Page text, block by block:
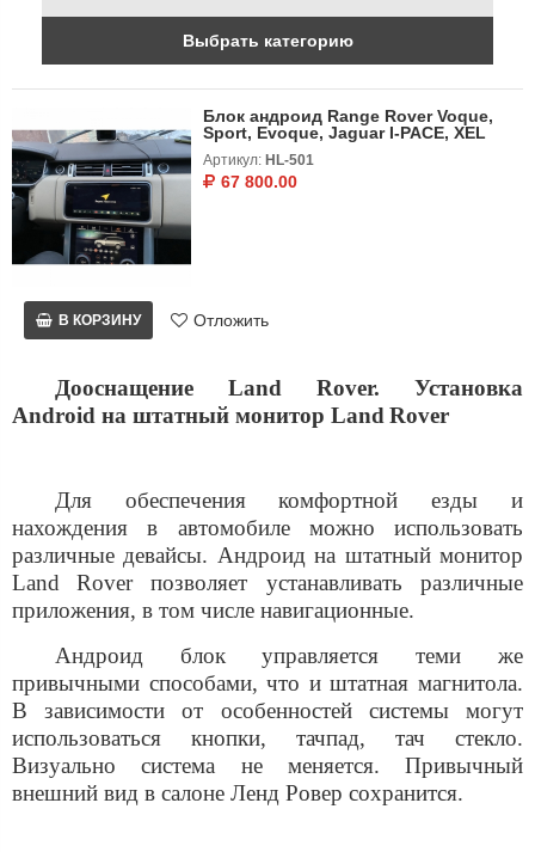
Выбрать категорию
Блок андроид Range Rover Voque,
Sport, Evoque, Jaguar I-PACE, XEL
Артикул: HL-501
67 800.00
В КОРЗИНУ Отложить
ДооснащениеLand Rover. Установка
Android на штатный монитор Land Rover
Для обеспечения комфортной езды и
нахождения в автомобиле можно использовать
различные девайсы. Андроид на штатный монитор
Land
Roverпозволяет устанавливать различные
приложения, в том числе навигационные.
Андроид блок управляется теми же
привычными способами, что и штатная магнитола.
В зависимости от особенностей системы могут
использоваться кнопки, тачпад, тач стекло.
Визуально система не меняется. Привычный
внешний вид в салоне Ленд Ровер сохранится.